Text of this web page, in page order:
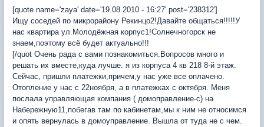
[quote name='zaya' date='19.08.2010 - 16:27' post='238312']
Ищу соседей по микрорайону Рекинцо2!Давайте общаться!!!!!У
нас квартира ул.Молодёжная корпус1!Солнечногорск не
знаем,поэтому всё будет актуально!!!
[/quot Очень рада с вами познакомиться.Вопросов много и
решать их вместе,куда лучше. я из корпуса 4 кв 218 8-й этаж.
Сейчас, пришли платежки,причем,у нас уже все оплачено.
Отопление у нас с 22ноября, а в платежках с октября. Меня
послала управляющая компания ( домоправление-с) на
Набережную11,побегав там по кабинетам,мы к ним не относимся
и опять вернулась в домоуправление. Вышла от туда не с чем.